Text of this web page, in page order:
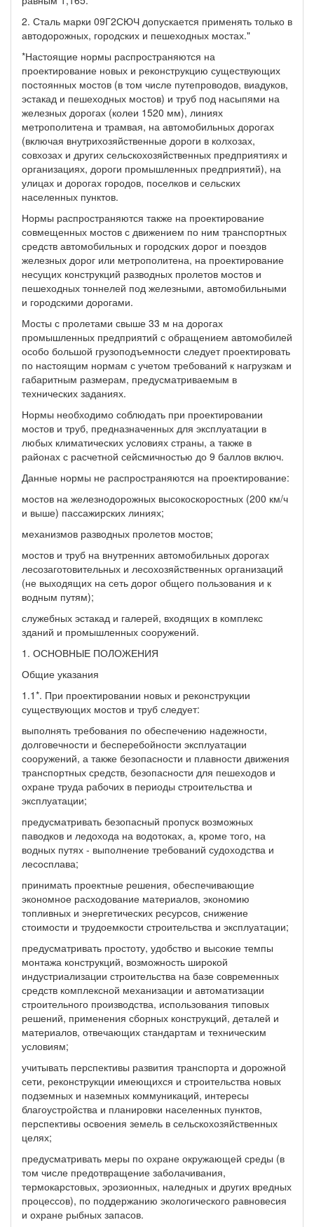
2. Сталь марки 09Г2СЮЧ допускается применять только в
автодорожных, городских и пешеходных мостах."
*Настоящие нормы распространяются на
проектирование новых и реконструкцию существующих
постоянных мостов (в том числе путепроводов, виадуков,
эстакад и пешеходных мостов) и труб под насыпями на
железных дорогах (колеи 1520 мм), линиях
метрополитена и трамвая, на автомобильных дорогах
(включая внутрихозяйственные дороги в колхозах,
совхозах и других сельскохозяйственных предприятиях и
организациях, дороги промышленных предприятий), на
улицах и дорогах городов, поселков и сельских
населенных пунктов.
Нормы распространяются также на проектирование
совмещенных мостов с движением по ним транспортных
средств автомобильных и городских дорог и поездов
железных дорог или метрополитена, на проектирование
несущих конструкций разводных пролетов мостов и
пешеходных тоннелей под железными, автомобильными
и городскими дорогами.
Мосты с пролетами свыше 33 м на дорогах
промышленных предприятий с обращением автомобилей
особо большой грузоподъемности следует проектировать
по настоящим нормам с учетом требований к нагрузкам и
габаритным размерам, предусматриваемым в
технических заданиях.
Нормы необходимо соблюдать при проектировании
мостов и труб, предназначенных для эксплуатации в
любых климатических условиях страны, а также в
районах с расчетной сейсмичностью до 9 баллов включ.
Данные нормы не распространяются на проектирование:
мостов на железнодорожных высокоскоростных (200 км/ч
и выше) пассажирских линиях;
механизмов разводных пролетов мостов;
мостов и труб на внутренних автомобильных дорогах
лесозаготовительных и лесохозяйственных организаций
(не выходящих на сеть дорог общего пользования и к
водным путям);
служебных эстакад и галерей, входящих в комплекс
зданий и промышленных сооружений.
1. ОСНОВНЫЕ ПОЛОЖЕНИЯ
Общие указания
1.1*. При проектировании новых и реконструкции
существующих мостов и труб следует:
выполнять требования по обеспечению надежности,
долговечности и бесперебойности эксплуатации
сооружений, а также безопасности и плавности движения
транспортных средств, безопасности для пешеходов и
охране труда рабочих в периоды строительства и
эксплуатации;
предусматривать безопасный пропуск возможных
паводков и ледохода на водотоках, а, кроме того, на
водных путях - выполнение требований судоходства и
лесосплава;
принимать проектные решения, обеспечивающие
экономное расходование материалов, экономию
топливных и энергетических ресурсов, снижение
стоимости и трудоемкости строительства и эксплуатации;
предусматривать простоту, удобство и высокие темпы
монтажа конструкций, возможность широкой
индустриализации строительства на базе современных
средств комплексной механизации и автоматизации
строительного производства, использования типовых
решений, применения сборных конструкций, деталей и
материалов, отвечающих стандартам и техническим
условиям;
учитывать перспективы развития транспорта и дорожной
сети, реконструкции имеющихся и строительства новых
подземных и наземных коммуникаций, интересы
благоустройства и планировки населенных пунктов,
перспективы освоения земель в сельскохозяйственных
целях;
предусматривать меры по охране окружающей среды (в
том числе предотвращение заболачивания,
термокарстовых, эрозионных, наледных и других вредных
процессов), по поддержанию экологического равновесия
и охране рыбных запасов.